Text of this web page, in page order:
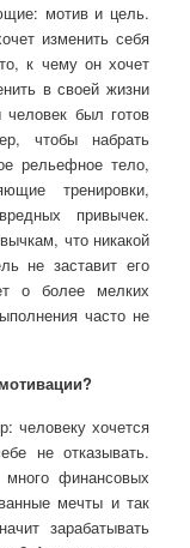
мотив и цель.
изменить себя
к чему он хочет
в своей жизни
был готов
чтобы набрать
рельефное тело,
тренировки,
привычек.
что никакой
не заставит его
о более мелких
часто не
человеку хочется
не отказывать.
финансовых
мечты и так
зарабатывать